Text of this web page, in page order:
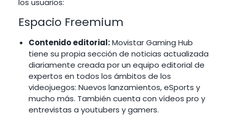
los usuarios:
Espacio Freemium
Contenido editorial:Movistar Gaming Hub
tiene su propia sección de noticias actualizada
diariamente creada por un equipo editorial de
expertos en todos los ámbitos de los
videojuegos: Nuevos lanzamientos, eSports y
mucho más. También cuenta con vídeos pro y
entrevistas a youtubers y gamers.